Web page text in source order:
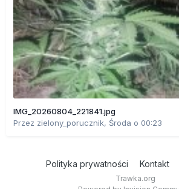
IMG_20260804_221841.jpg
Przez zielony_porucznik, Środa o 00:23
Polityka prywatności Kontakt
Trawka.org